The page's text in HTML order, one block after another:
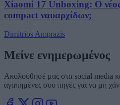
Xiaomi 17 Unboxing: Ο
compact ναυαρχίδων;
Dimitrios Amprazis
Μείνε ενημερωμένος
Ακολούθησέ μας στα social media
αγαπημένες σου πηγές για να μη